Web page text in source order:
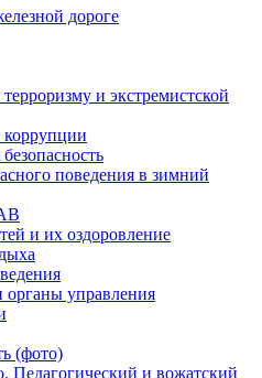
дороге
и экстремистской
коррупции
поведения в зимний
и их оздоровление
органы управления
(фото)
Педагогический и вожатский